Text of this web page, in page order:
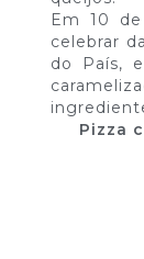
Em 10
celebrar
do País,
Pizza